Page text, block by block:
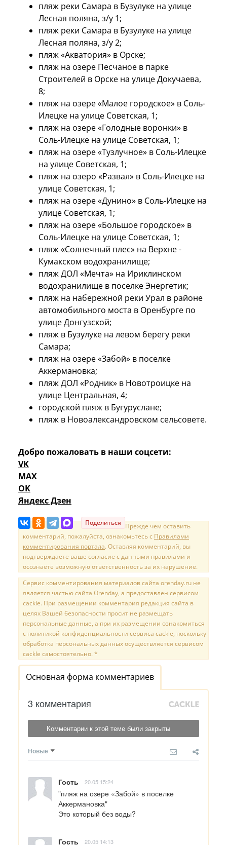
пляж реки Самара в Бузулуке на улице
Лесная поляна, з/у 1;
пляж реки Самара в Бузулуке на улице
Лесная поляна, з/у 2;
пляж «Акватория» в Орске;
пляж на озере Песчаное в парке
Строителей в Орске на улице Докучаева,
8;
пляж на озере «Малое городское» в Соль-
Илецке на улице Советская, 1;
пляж на озере «Голодные воронки» в
Соль-Илецке на улице Советская, 1;
пляж на озере «Тузлучное» в Соль-Илецке
на улице Советская, 1;
пляж на озеро «Развал» в Соль-Илецке на
улице Советская, 1;
пляж на озере «Дунино» в Соль-Илецке на
улице Советская, 1;
пляж на озере «Большое городское» в
Соль-Илецке на улице Советская, 1;
пляж «Солнечный плес» на Верхне -
Кумакском водохранилище;
пляж ДОЛ «Мечта» на Ириклинском
водохранилище в поселке Энергетик;
пляж на набережной реки Урал в районе
автомобильного моста в Оренбурге по
улице Донгузской;
пляж в Бузулуке на левом берегу реки
Самара;
пляж на озере «Забой» в поселке
Аккермановка;
пляж ДОЛ «Родник» в Новотроицке на
улице Центральная, 4;
городской пляж в Бугуруслане;
пляж в Новоалександровском сельсовете.
Добро пожаловать в наши соцсети:
VK
MAX
OK
Яндекс Дзен
Поделиться Прежде чем оставить
комментарий, пожалуйста, ознакомьтесь с Правилами
комментирования портала. Оставляя комментарий, вы
подтверждаете ваше согласие с данными правилами и
осознаете возможную ответственность за их нарушение.
Сервис комментирования материалов сайта orenday.ru не
является частью сайта Orenday, а предоставлен сервисом
cackle. При размещении комментария редакция сайта в
целях Вашей безопасности просит не размещать
персональные данные, а при их размещении ознакомиться
с политикой конфиденциальности сервиса cackle, поскольку
обработка персональных данных осуществляется сервисом
cackle самостоятельно. *
Основная форма комментариев
3 комментария
Комментарии к этой теме были закрыты
Новые
Гость 20.05 15:24
"пляж на озере «Забой» в поселке
Аккермановка"
Это который без воды?
Гость 20.05 14:13